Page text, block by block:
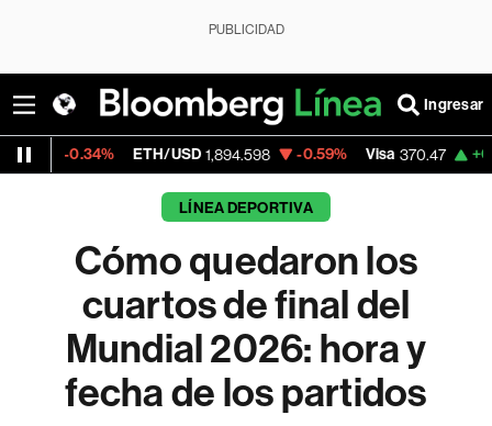
PUBLICIDAD
Ingresar
ETH/USD 1,894.598 -0.59% Visa 370.47 +0.52%
LÍNEA DEPORTIVA
Cómo quedaron los
cuartos de final del
Mundial 2026: hora y
fecha de los partidos